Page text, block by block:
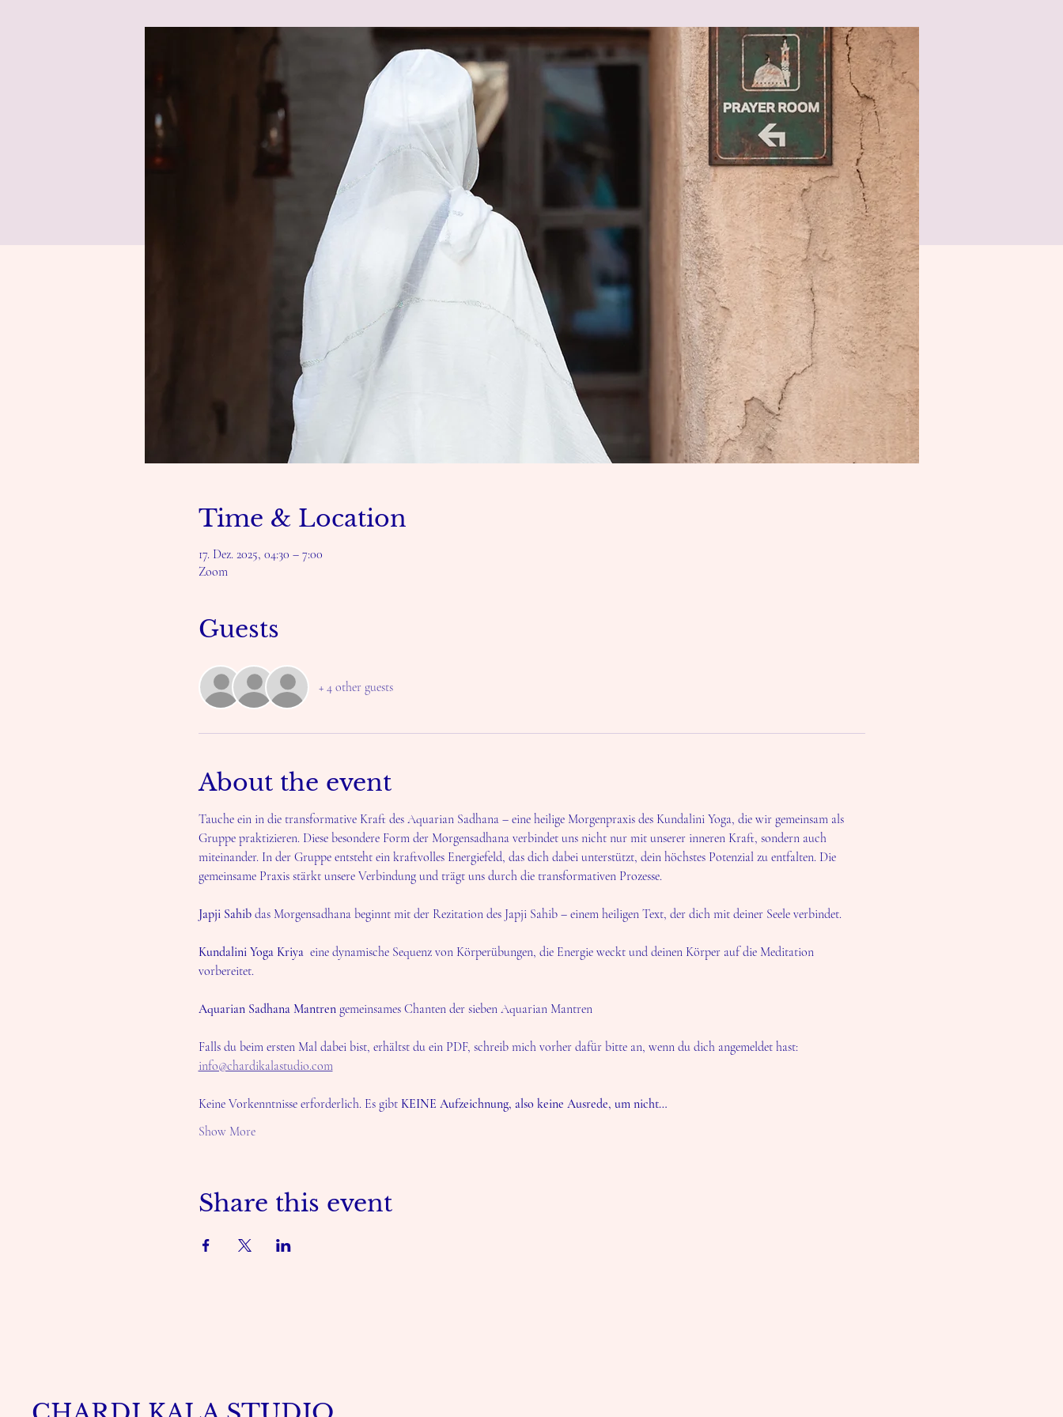
Time & Location
17. Dez. 2025, 04:30 – 7:00
Zoom
Guests
+ 4 other guests
About the event
Tauche ein in die transformative Kraft des Aquarian Sadhana – eine heilige Morgenpraxis des Kundalini Yoga, die wir gemeinsam als
Gruppe praktizieren. Diese besondere Form der Morgensadhana verbindet uns nicht nur mit unserer inneren Kraft, sondern auch
miteinander. In der Gruppe entsteht ein kraftvolles Energiefeld, das dich dabei unterstützt, dein höchstes Potenzial zu entfalten. Die
gemeinsame Praxis stärkt unsere Verbindung und trägt uns durch die transformativen Prozesse.
Japji Sahib das Morgensadhana beginnt mit der Rezitation des Japji Sahib – einem heiligen Text, der dich mit deiner Seele verbindet.
Kundalini Yoga Kriya
  eine dynamische Sequenz von Körperübungen, die Energie weckt und deinen Körper auf die Meditation
vorbereitet.
Aquarian Sadhana Mantren gemeinsames Chanten der sieben Aquarian Mantren
Falls du beim ersten Mal dabei bist, erhältst du ein PDF, schreib mich vorher dafür bitte an, wenn du dich angemeldet hast:
info@chardikalastudio.com
Keine Vorkenntnisse erforderlich. Es gibt KEINE Aufzeichnung, also keine Ausrede, um nicht…
Show More
Share this event